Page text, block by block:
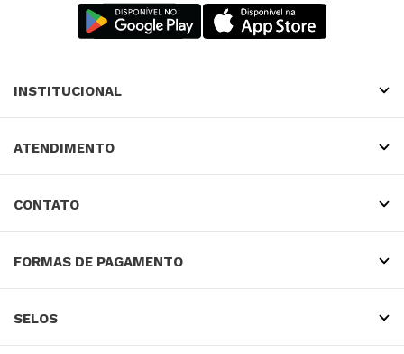
INSTITUCIONAL
ATENDIMENTO
CONTATO
FORMAS DE PAGAMENTO
SELOS